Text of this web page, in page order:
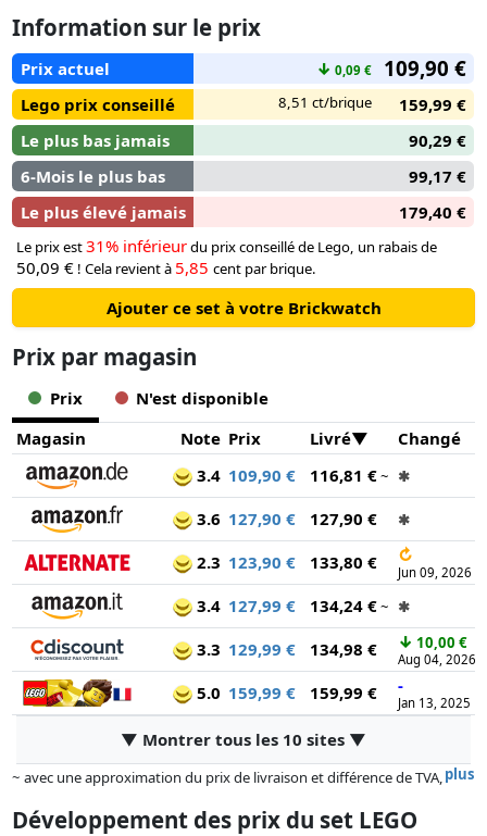
Découvrez de nouvelles techniques de construction pour
recréer des détails réalistes, tels que la façade du palais Poli,
ainsi que les statues de Neptune dans son char en forme de
coquillage, Abondance et Santé sous forme de minifigurines.
Cette version spectaculaire de la fontaine de Trevi comprend
également des hippocampes et des tritons dans l’eau, la
petite « fontaine des amoureux » sur le côté et une plaque.
Information sur le prix
Prix actuel ↓ 0,09 € 109,90 €
Lego prix conseillé 8,51 ct/brique
159,99 €
Le plus bas jamais
90,29 €
6-Mois le plus bas
99,17 €
Le plus élevé jamais
179,40 €
Le prix est31% inférieurdu prix conseillé de Lego, un rabais de
50,09 € ! Cela revient à 5,85 cent par brique.
Ajouter ce set à votre Brickwatch
Prix ​​par magasin
Prix
N'est disponible
Magasin
Note Prix Livré
Changé
3.4 109,90 € 116,81 €~ ✱
3.6 127,90 € 127,90 € ✱
2.3 123,90 € 133,80 € ↻
Jun 09, 2026
3.4 127,99 € 134,24 €~ ✱
3.3 129,99 € 134,98 € ↓ 10,00 €
Aug 04, 2026
5.0 159,99 € 159,99 € -
Jan 13, 2025
▼ Montrer tous les 10 sites ▼
plus
~ avec une approximation du prix de livraison et différence de TVA,
Les prix et la disponibilité peuvent avoir changé depuis la dernière mise
Développement des prix du set LEGO